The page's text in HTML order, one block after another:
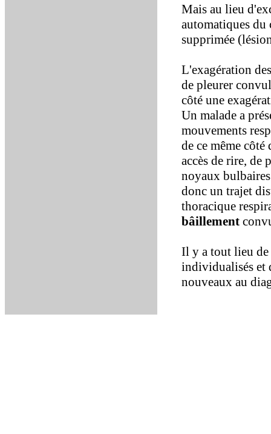
Mais au lieu
automatiques
supprimée
L'exagération
de pleurer
côté une
Un malade a
mouvements
de ce même côté
accès de rire, de
noyaux
donc un trajet
thoracique
bâillement
Il y a tout lieu de
individualisés et
nouveaux au